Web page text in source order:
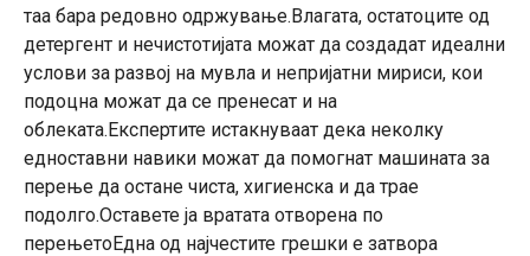
таа бара редовно одржување.Влагата, остатоците од
детергент и нечистотијата можат да создадат идеални
услови за развој на мувла и непријатни мириси, кои
подоцна можат да се пренесат и на
облеката.Експертите истакнуваат дека неколку
едноставни навики можат да помогнат машината за
перење да остане чиста, хигиенска и да трае
подолго.Оставете ја вратата отворена по
перењетоЕдна од најчестите грешки е затвора